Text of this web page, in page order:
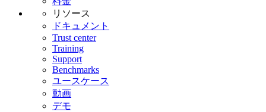
リソース
ドキュメント
Trust center
Training
Support
Benchmarks
ユースケース
動画
デモ